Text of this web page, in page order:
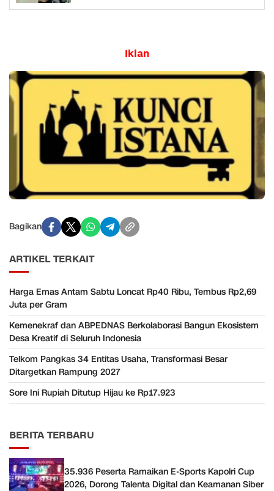
Iklan
Bagikan
ARTIKEL TERKAIT
Harga Emas Antam Sabtu Loncat Rp40 Ribu, Tembus Rp2,69
Juta per Gram
Kemenekraf dan ABPEDNAS Berkolaborasi Bangun Ekosistem
Desa Kreatif di Seluruh Indonesia
Telkom Pangkas 34 Entitas Usaha, Transformasi Besar
Ditargetkan Rampung 2027
Sore Ini Rupiah Ditutup Hijau ke Rp17.923
BERITA TERBARU
35.936 Peserta Ramaikan E-Sports Kapolri Cup
2026, Dorong Talenta Digital dan Keamanan Siber